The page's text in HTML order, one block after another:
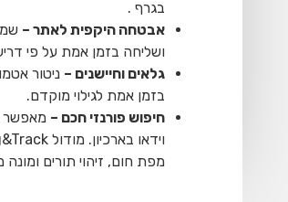
בגרף .
אבטחה היקפית לאתר –
ושליחה בזמן אמת על פי
גלאים וחיישנים – ניטור
בזמן אמת לגילוי מוקדם.
חיפוש פורנזי חכם –
מפת חום, זיהוי תורים ומונה